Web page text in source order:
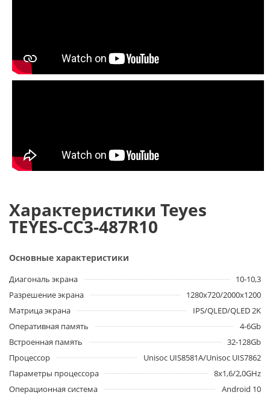
Характеристики Teyes
TEYES-CC3-487R10
Основные характеристики
Диагональ экрана
10-10,3
Разрешение экрана
1280x720/2000x1200
Матрица экрана
IPS/QLED/QLED 2K
Оперативная память
4-6Gb
Встроенная память
32-128Gb
Процессор
Unisoc UIS8581A/Unisoc UIS7862
Параметры процессора
8x1,6/2,0GHz
Операционная система
Android 10